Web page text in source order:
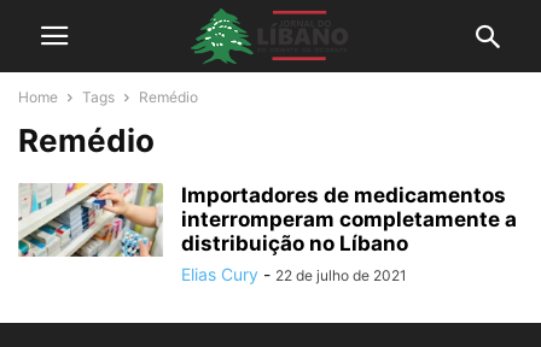
Home Tags Remédio
Remédio
Importadores de medicamentos
interromperam completamente a
distribuição no Líbano
Elias Cury - 22 de julho de 2021